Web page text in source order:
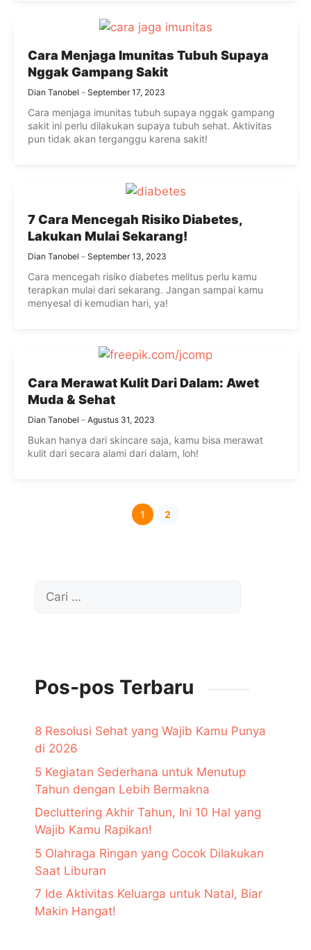
Cara Menjaga Imunitas Tubuh Supaya
Nggak Gampang Sakit
Dian Tanobel September 17, 2023
Cara menjaga imunitas tubuh supaya nggak gampang
sakit ini perlu dilakukan supaya tubuh sehat. Aktivitas
pun tidak akan terganggu karena sakit!
7 Cara Mencegah Risiko Diabetes,
Lakukan Mulai Sekarang!
Dian Tanobel September 13, 2023
Cara mencegah risiko diabetes melitus perlu kamu
terapkan mulai dari sekarang. Jangan sampai kamu
menyesal di kemudian hari, ya!
Cara Merawat Kulit Dari Dalam: Awet
Muda & Sehat
Dian Tanobel Agustus 31, 2023
Bukan hanya dari skincare saja, kamu bisa merawat
kulit dari secara alami dari dalam, loh!
Halaman
1 2
Cari
Pos-pos Terbaru
8 Resolusi Sehat yang Wajib Kamu Punya
di 2026
5 Kegiatan Sederhana untuk Menutup
Tahun dengan Lebih Bermakna
Decluttering Akhir Tahun, Ini 10 Hal yang
Wajib Kamu Rapikan!
5 Olahraga Ringan yang Cocok Dilakukan
Saat Liburan
7 Ide Aktivitas Keluarga untuk Natal, Biar
Makin Hangat!